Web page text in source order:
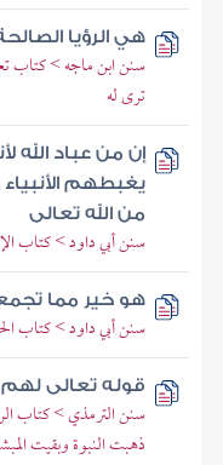
هي الرؤيا
سنن ابن ماجه > كتاب
ترى له
إن من عباد الله
يغبطهم
من الله تعالى
سنن أبي داود > كتاب
هو خير مما
سنن أبي داود > كتاب
قوله تعالى لهم
سنن الترمذي > كتاب
ذهبت النبوة وبقيت